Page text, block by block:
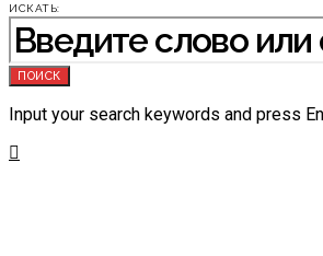
ИСКАТЬ:
ПОИСК
Input your search keywords and press